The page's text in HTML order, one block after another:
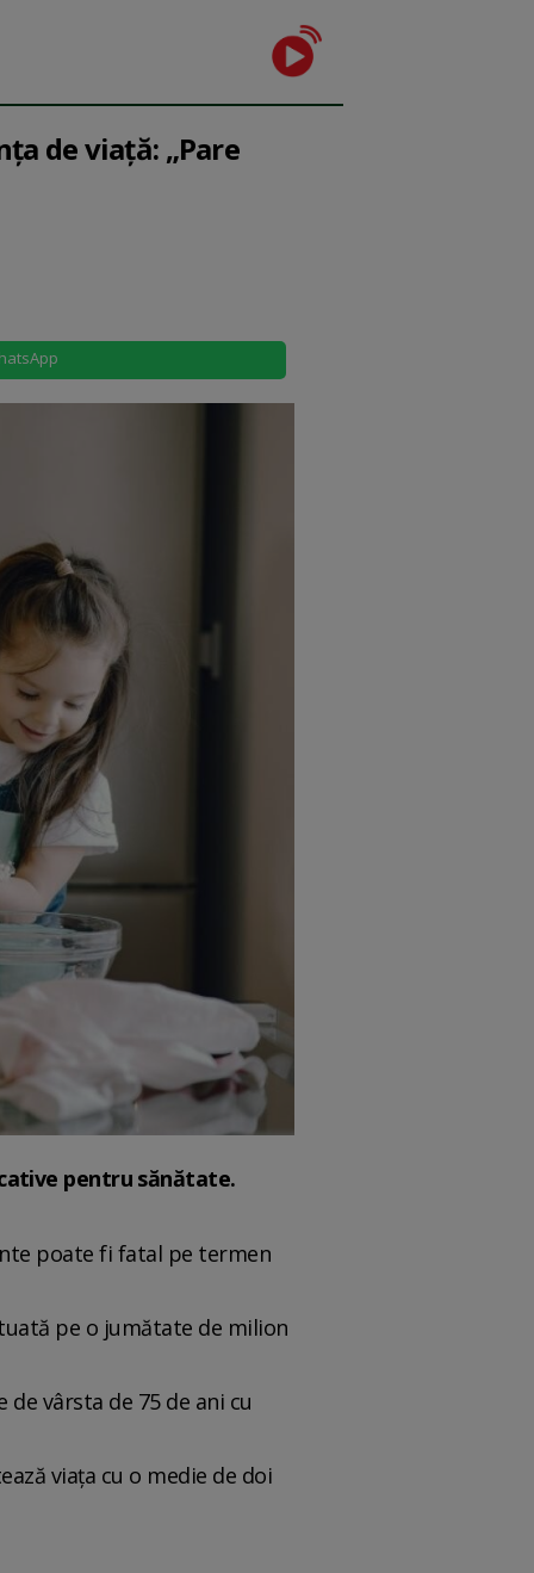
de viață: „Pare
pentru sănătate.
poate fi fatal pe termen
pe o jumătate de milion
vârsta de 75 de ani cu
viața cu o medie de doi